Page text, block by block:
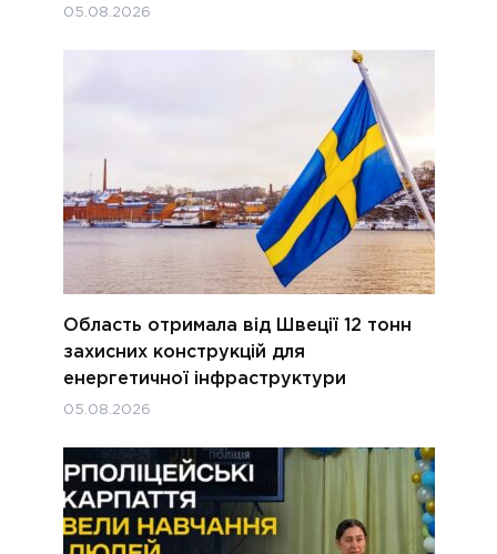
05.08.2026
Область отримала від Швеції 12 тонн
захисних конструкцій для
енергетичної інфраструктури
05.08.2026